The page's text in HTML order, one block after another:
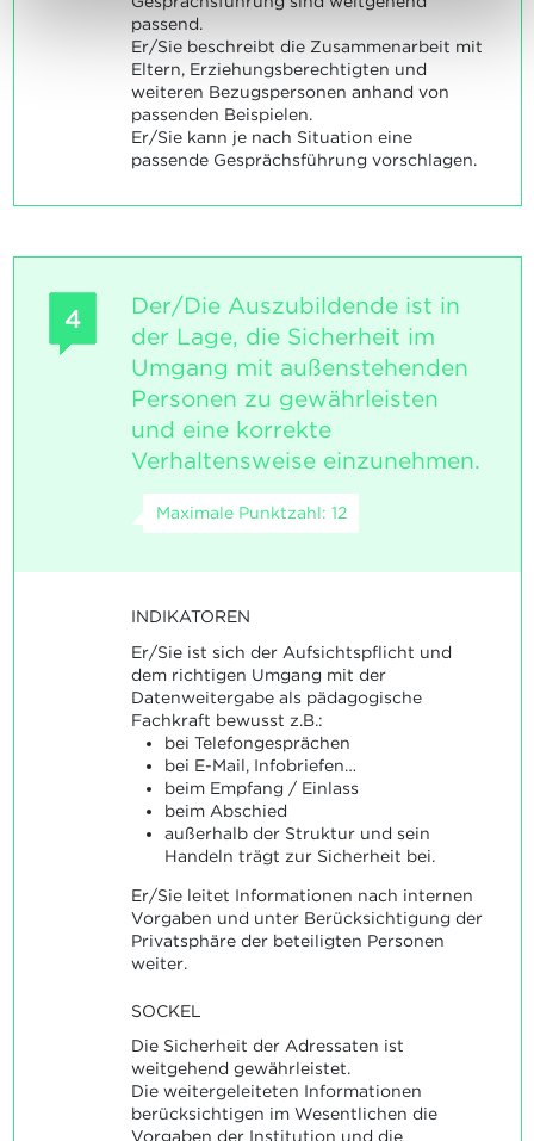
passend.
Er/Sie beschreibt die Zusammenarbeit mit
Eltern, Erziehungsberechtigten und
weiteren Bezugspersonen anhand von
passenden Beispielen.
Er/Sie kann je nach Situation eine
passende Gesprächsführung vorschlagen.
4
Der/Die Auszubildende ist in
der Lage, die Sicherheit im
Umgang mit außenstehenden
Personen zu gewährleisten
und eine korrekte
Verhaltensweise einzunehmen.
Maximale Punktzahl: 12
INDIKATOREN
Er/Sie ist sich der Aufsichtspflicht und
dem richtigen Umgang mit der
Datenweitergabe als pädagogische
Fachkraft bewusst z.B.:
bei Telefongesprächen
bei E-Mail, Infobriefen…
beim Empfang / Einlass
beim Abschied
außerhalb der Struktur und sein
Handeln trägt zur Sicherheit bei.
Er/Sie leitet Informationen nach internen
Vorgaben und unter Berücksichtigung der
Privatsphäre der beteiligten Personen
weiter.
SOCKEL
Die Sicherheit der Adressaten ist
weitgehend gewährleistet.
Die weitergeleiteten Informationen
berücksichtigen im Wesentlichen die
Vorgaben der Institution und die